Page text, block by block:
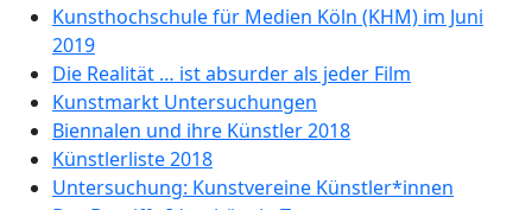
Kunsthochschule für Medien Köln (KHM) im Juni
2019
Die Realität … ist absurder als jeder Film
Kunstmarkt Untersuchungen
Biennalen und ihre Künstler 2018
Künstlerliste 2018
Untersuchung: Kunstvereine Künstler*innen